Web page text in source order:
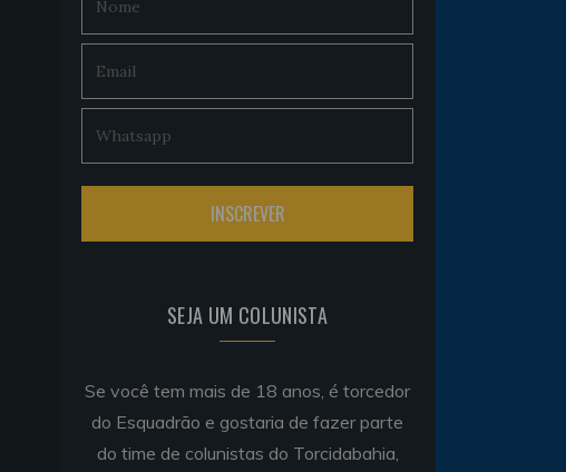
SEJA UM COLUNISTA
Se você tem mais de 18 anos, é torcedor
do Esquadrão e gostaria de fazer parte
do time de colunistas do Torcidabahia,